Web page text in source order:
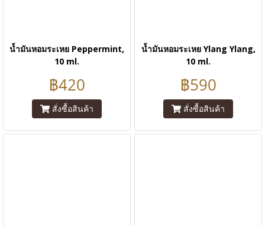
น้ำมันหอมระเหย Peppermint,
10 ml.
฿420
สั่งซื้อสินค้า
น้ำมันหอมระเหย Ylang Ylang,
10 ml.
฿590
สั่งซื้อสินค้า